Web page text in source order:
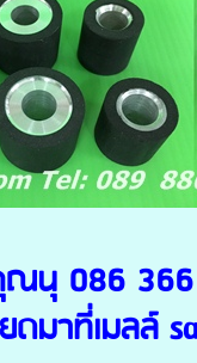
นุ 086
มาที่เมลล์